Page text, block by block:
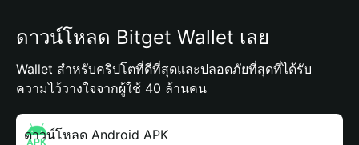
ดาวน์โหลด Bitget Wallet เลย
Wallet สำหรับคริปโตที่ดีที่สุดและปลอดภัยที่สุดที่ได้รับ
ความไว้วางใจจากผู้ใช้ 40 ล้านคน
ดาวน์โหลด Android APK